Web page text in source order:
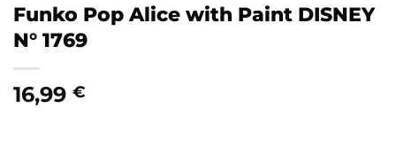
Funko Pop Alice with Paint DISNEY
N° 1769
16,99 €